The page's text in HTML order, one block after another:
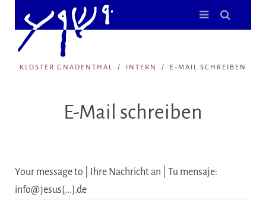
KLOSTER GNADENTHAL INTERN E-MAIL SCHREIBEN
E-Mail schreiben
Your message to | Ihre Nachricht an | Tu mensaje:
info@jesus[...].de